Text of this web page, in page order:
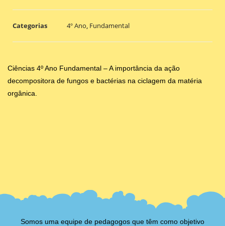
Categorias 4º Ano Fundamental
Ciências 4º Ano Fundamental – A importância da ação
decompositora de fungos e bactérias na ciclagem da matéria
orgânica.
Somos uma equipe de pedagogos que têm como objetivo